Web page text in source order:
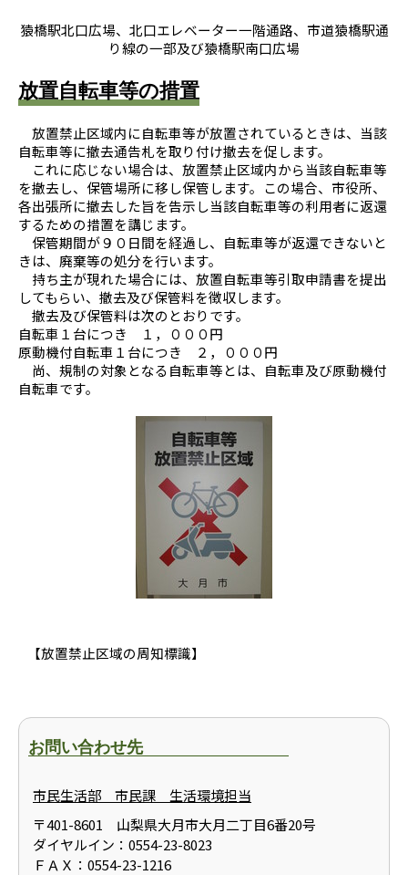
猿橋駅北口広場、北口エレベーター一階通路、市道猿橋駅通
り線の一部及び猿橋駅南口広場
放置自転車等の措置
放置禁止区域内に自転車等が放置されているときは、当該
自転車等に撤去通告札を取り付け撤去を促します。
これに応じない場合は、放置禁止区域内から当該自転車等
を撤去し、保管場所に移し保管します。この場合、市役所、
各出張所に撤去した旨を告示し当該自転車等の利用者に返還
するための措置を講じます。
保管期間が９０日間を経過し、自転車等が返還できないと
きは、廃棄等の処分を行います。
持ち主が現れた場合には、放置自転車等引取申請書を提出
してもらい、撤去及び保管料を徴収します。
撤去及び保管料は次のとおりです。
自転車１台につき １，０００円
原動機付自転車１台につき ２，０００円
尚、規制の対象となる自転車等とは、自転車及び原動機付
自転車です。
【放置禁止区域の周知標識】
お問い合わせ先
市民生活部 市民課 生活環境担当
〒401-8601 山梨県大月市大月二丁目6番20号
ダイヤルイン：0554-23-8023
ＦＡＸ：0554-23-1216